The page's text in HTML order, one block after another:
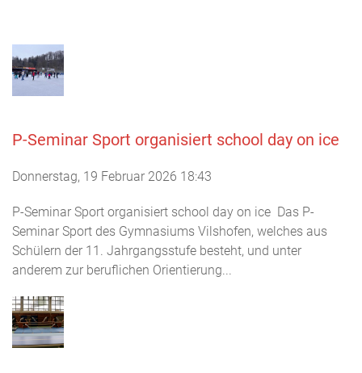
P-Seminar Sport organisiert school day on ice
Donnerstag, 19 Februar 2026 18:43
P-Seminar Sport organisiert school day on ice Das P-
Seminar Sport des Gymnasiums Vilshofen, welches aus
Schülern der 11. Jahrgangsstufe besteht, und unter
anderem zur beruflichen Orientierung...